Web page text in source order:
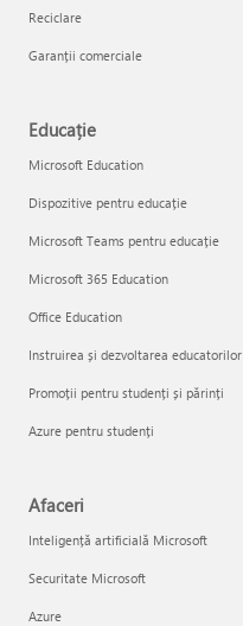
Reciclare
Garanții comerciale
Educație
Microsoft Education
Dispozitive pentru educație
Microsoft Teams pentru educație
Microsoft 365 Education
Office Education
Instruirea și dezvoltarea educatorilor
Promoții pentru studenți și părinți
Azure pentru studenți
Afaceri
Inteligență artificială Microsoft
Securitate Microsoft
Azure